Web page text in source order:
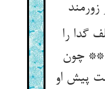
گدا را
** چون
پیش او